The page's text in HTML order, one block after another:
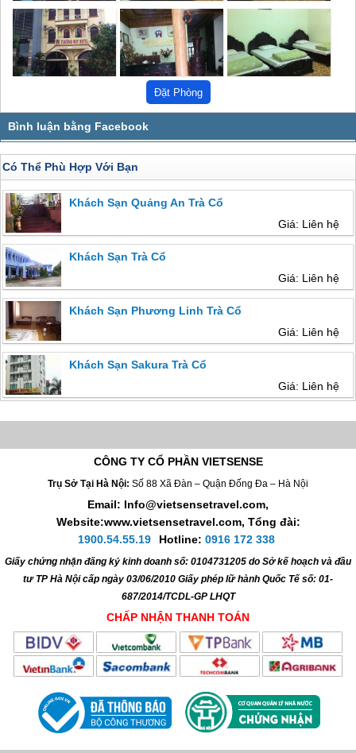
Có Thể Phù Hợp Với Bạn
Khách Sạn Quảng An Trà Cổ
Giá: Liên hệ
Khách Sạn Trà Cổ
Giá: Liên hệ
Khách Sạn Phương Linh Trà Cổ
Giá: Liên hệ
Khách Sạn Sakura Trà Cổ
Giá: Liên hệ
CÔNG TY CỔ PHẦN VIETSENSE
Trụ Sở Tại Hà Nội: Số 88 Xã Đàn – Quận Đống Đa – Hà Nội
Email: Info@vietsensetravel.com,
Website:www.vietsensetravel.com, Tổng đài:
1900.54.55.19
Hotline: 0916 172 338
Giấy chứng nhận đăng ký kinh doanh số: 0104731205 do Sở kế hoạch và đầu
tư TP Hà Nội cấp ngày 03/06/2010 Giấy phép lữ hành Quốc Tế số: 01-
687/2014/TCDL-GP LHQT
CHẤP NHẬN THANH TOÁN